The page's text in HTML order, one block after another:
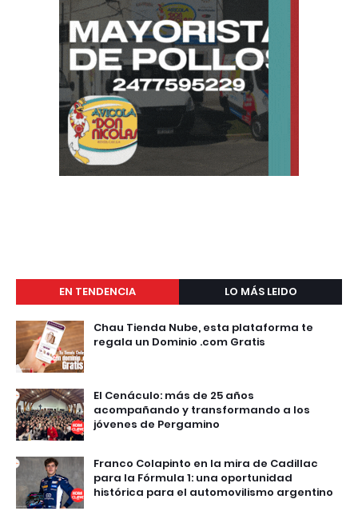
EN TENDENCIA LO MÁS LEIDO
Chau Tienda Nube, esta plataforma te
regala un Dominio .com Gratis
El Cenáculo: más de 25 años
acompañando y transformando a los
jóvenes de Pergamino
Franco Colapinto en la mira de Cadillac
para la Fórmula 1: una oportunidad
histórica para el automovilismo argentino